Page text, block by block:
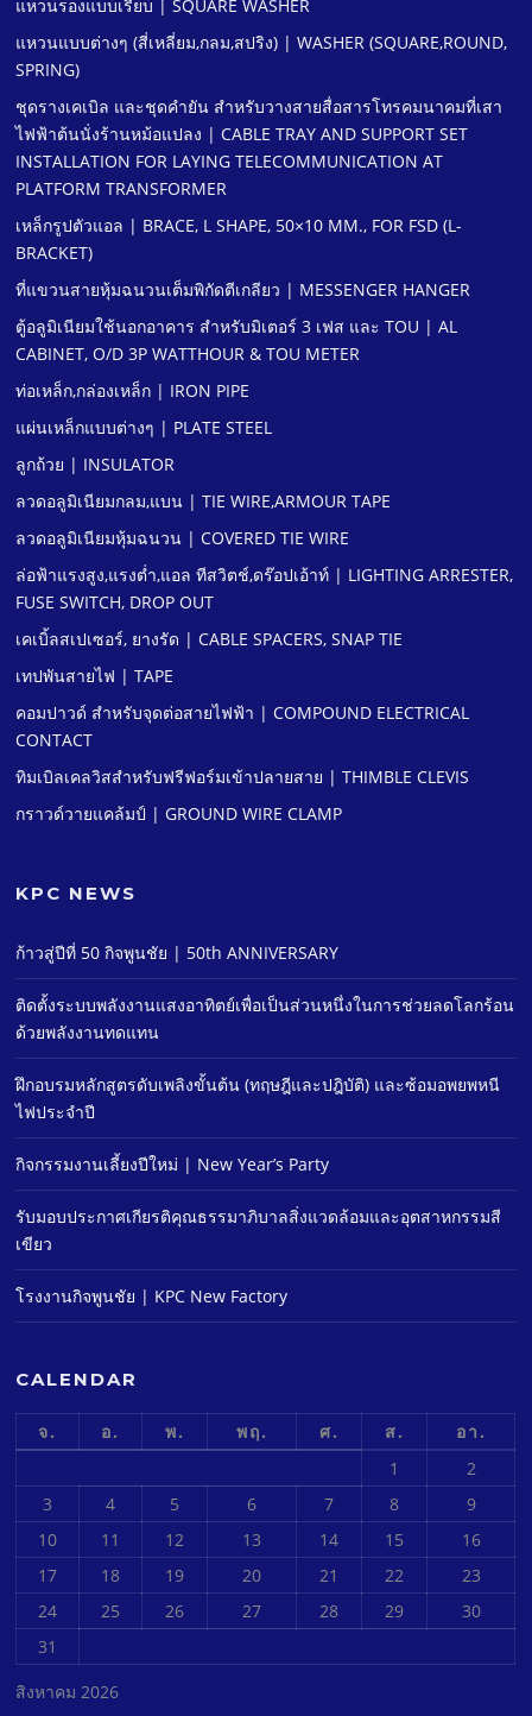
แหวนรองแบบเรียบ | SQUARE WASHER
แหวนแบบต่างๆ (สี่เหลี่ยม,กลม,สปริง) | WASHER (SQUARE,ROUND,
SPRING)
ชุดรางเคเบิล และชุดคํายัน สําหรับวางสายสื่อสารโทรคมนาคมที่เสา
ไฟฟ้าต้นนั่งร้านหม้อแปลง | CABLE TRAY AND SUPPORT SET
INSTALLATION FOR LAYING TELECOMMUNICATION AT
PLATFORM TRANSFORMER
เหล็กรูปตัวแอล | BRACE, L SHAPE, 50×10 MM., FOR FSD (L-
BRACKET)
ที่แขวนสายหุ้มฉนวนเต็มพิกัดตีเกลียว | MESSENGER HANGER
ตู้อลูมิเนียมใช้นอกอาคาร สําหรับมิเตอร์ 3 เฟส และ TOU | AL
CABINET, O/D 3P WATTHOUR & TOU METER
ท่อเหล็ก,กล่องเหล็ก | IRON PIPE
แผ่นเหล็กแบบต่างๆ | PLATE STEEL
ลูกถ้วย | INSULATOR
ลวดอลูมิเนียมกลม,แบน | TIE WIRE,ARMOUR TAPE
ลวดอลูมิเนียมหุ้มฉนวน | COVERED TIE WIRE
ล่อฟ้าแรงสูง,แรงตํ่า,แอล ทีสวิตช์,ดร๊อปเอ้าท์ | LIGHTING ARRESTER,
FUSE SWITCH, DROP OUT
เคเบิ้ลสเปเซอร์, ยางรัด | CABLE SPACERS, SNAP TIE
เทปพันสายไฟ | TAPE
คอมปาวด์ สําหรับจุดต่อสายไฟฟ้า | COMPOUND ELECTRICAL
CONTACT
ทิมเบิลเคลวิสสําหรับฟรีฟอร์มเข้าปลายสาย | THIMBLE CLEVIS
กราวด์วายแคล้มป์ | GROUND WIRE CLAMP
KPC NEWS
ก้าวสู่ปีที่ 50 กิจพูนชัย | 50th ANNIVERSARY
ติดตั้งระบบพลังงานแสงอาทิตย์เพื่อเป็นส่วนหนึ่งในการช่วยลดโลกร้อน
ด้วยพลังงานทดแทน
ฝึกอบรมหลักสูตรดับเพลิงขั้นต้น (ทฤษฎีและปฎิบัติ) และซ้อมอพยพหนี
ไฟประจําปี
กิจกรรมงานเลี้ยงปีใหม่ | New Year’s Party
รับมอบประกาศเกียรติคุณธรรมาภิบาลสิ่งแวดล้อมและอุตสาหกรรมสี
เขียว
โรงงานกิจพูนชัย | KPC New Factory
CALENDAR
สิงหาคม 2026
จ. อ. พ. พฤ. ศ. ส.
อา.
1
2
3
4 5 6 7 8
9
10
11 12 13 14 15
16
17
18 19 20 21 22
23
24
25 26 27 28 29
30
31